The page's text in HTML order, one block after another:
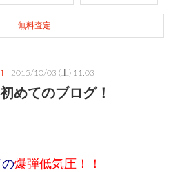
無料査定
2015/10/03 (土) 11:03
めてのブログ！
爆弾低気圧！！